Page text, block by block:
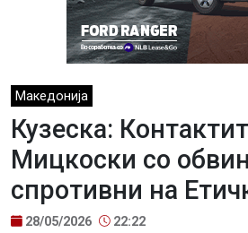
Македонија
Кузеска:
Мицкоски со
спротивни на
28/05/2026 22:22